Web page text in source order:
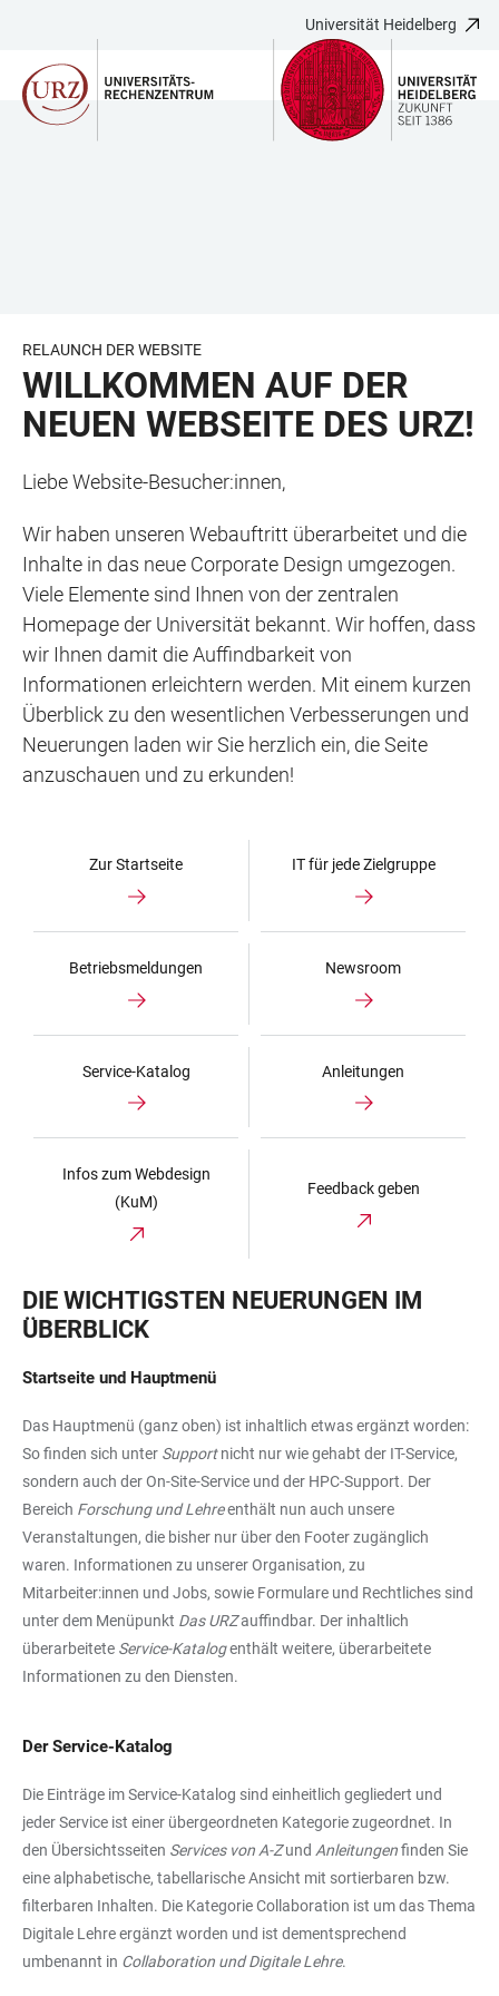
LINKS
ZUR
BARRIEREFREIHEIT
HAUPTINHALT
ÖFFNEN
ÖFFNEN
Universität Heidelberg
RELAUNCH DER WEBSITE
WILLKOMMEN AUF DER
NEUEN WEBSEITE DES URZ!
Liebe Website-Besucher:innen,
Wir haben unseren Webauftritt überarbeitet und die
Inhalte in das neue Corporate Design umgezogen.
Viele Elemente sind Ihnen von der zentralen
Homepage der Universität bekannt. Wir hoffen, dass
wir Ihnen damit die Auffindbarkeit von
Informationen erleichtern werden. Mit einem kurzen
Überblick zu den wesentlichen Verbesserungen und
Neuerungen laden wir Sie herzlich ein, die Seite
anzuschauen und zu erkunden!
Zur Startseite IT für jede Zielgruppe
Betriebsmeldungen Newsroom
Service-Katalog Anleitungen
Infos zum Webdesign
(KuM)
Feedback geben
DIE WICHTIGSTEN NEUERUNGEN IM
ÜBERBLICK
Startseite und Hauptmenü
Das Hauptmenü (ganz oben) ist inhaltlich etwas ergänzt worden:
So finden sich unter Supportnicht nur wie gehabt der IT-Service,
sondern auch der On-Site-Service und der HPC-Support. Der
Bereich Forschung und Lehreenthält nun auch unsere
Veranstaltungen, die bisher nur über den Footer zugänglich
waren. Informationen zu unserer Organisation, zu
Mitarbeiter:innen und Jobs, sowie Formulare und Rechtliches sind
unter dem Menüpunkt Das URZauffindbar. Der inhaltlich
überarbeitete Service-Katalogenthält weitere, überarbeitete
Informationen zu den Diensten.
Der Service-Katalog
Die Einträge im Service-Katalog sind einheitlich gegliedert und
jeder Service ist einer übergeordneten Kategorie zugeordnet. In
den Übersichtsseiten Services von A-Zund Anleitungenfinden Sie
eine alphabetische, tabellarische Ansicht mit sortierbaren bzw.
filterbaren Inhalten. Die Kategorie Collaboration ist um das Thema
Digitale Lehre ergänzt worden und ist dementsprechend
umbenannt in Collaboration und Digitale Lehre.